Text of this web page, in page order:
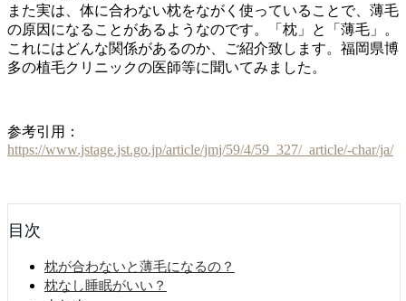
また実は、体に合わない枕をながく使っていることで、薄毛
の原因になることがあるようなのです。「枕」と「薄毛」。
これにはどんな関係があるのか、ご紹介致します。福岡県博
多の植毛クリニックの医師等に聞いてみました。
参考引用：
https://www.jstage.jst.go.jp/article/jmj/59/4/59_327/_article/-char/ja/
目次
枕が合わないと薄毛になるの？
枕なし睡眠がいい？